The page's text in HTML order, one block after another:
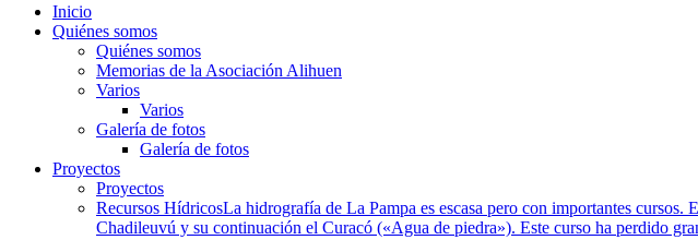
Inicio
Quiénes somos
Quiénes somos
Memorias de la Asociación Alihuen
Varios
Varios
Galería de fotos
Galería de fotos
Proyectos
Proyectos
Recursos HídricosLa hidrografía de La Pampa es escasa pero con importantes
Chadileuvú y su continuación el Curacó («Agua de piedra»). Este curso ha perdido